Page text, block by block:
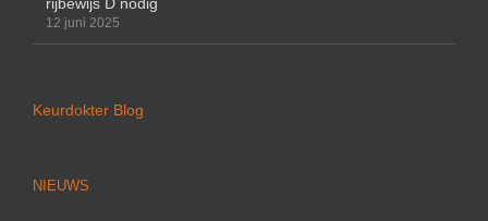
12 juni 2025
Keurdokter Blog
NIEUWS